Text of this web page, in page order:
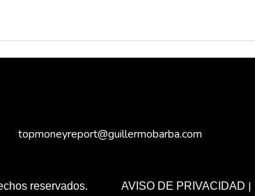
topmoneyreport@guillermobarba.com
reservados. AVISO DE PRIVACIDAD |